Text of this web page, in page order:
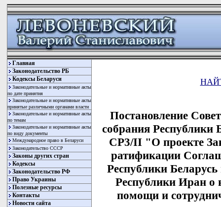
Главная
Законодательство РБ
Кодексы Беларуси
Законодательные и нормативные акты
по дате принятия
Законодательные и нормативные акты
принятые различными органами власти
Законодательные и нормативные акты
по темам
Законодательные и нормативные акты
по виду документы
Международное право в Беларуси
Законодательство СССР
Законы других стран
Кодексы
Законодательство РФ
Право Украины
Полезные ресурсы
Контакты
Новости сайта
Постановление
собрания Республики
СР3/II "О проекте
ратификации
Республики
Республики Иран о
помощи и